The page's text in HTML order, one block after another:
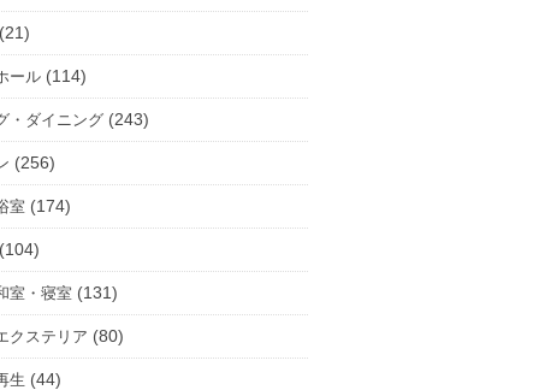
ール (114)
・ダイニング (243)
(256)
室 (174)
室・寝室 (131)
クステリア (80)
生 (44)